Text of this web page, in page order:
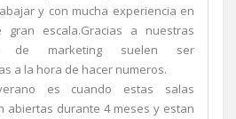
y con mucha experiencia en
gran escala.Gracias a nuestras
de marketing suelen ser
a la hora de hacer numeros.
es cuando estas salas
abiertas durante 4 meses y estan